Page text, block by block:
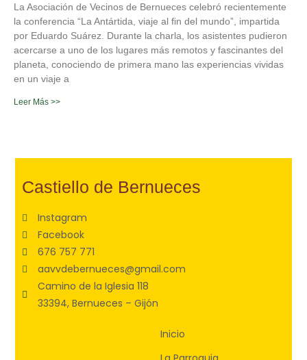
La Asociación de Vecinos de Bernueces celebró recientemente
la conferencia “La Antártida, viaje al fin del mundo”, impartida
por Eduardo Suárez. Durante la charla, los asistentes pudieron
acercarse a uno de los lugares más remotos y fascinantes del
planeta, conociendo de primera mano las experiencias vividas
en un viaje a
Leer Más >>
Castiello de Bernueces
Instagram
Facebook
676 757 771
aavvdebernueces@gmail.com
Camino de la Iglesia 118
33394, Bernueces – Gijón
Inicio